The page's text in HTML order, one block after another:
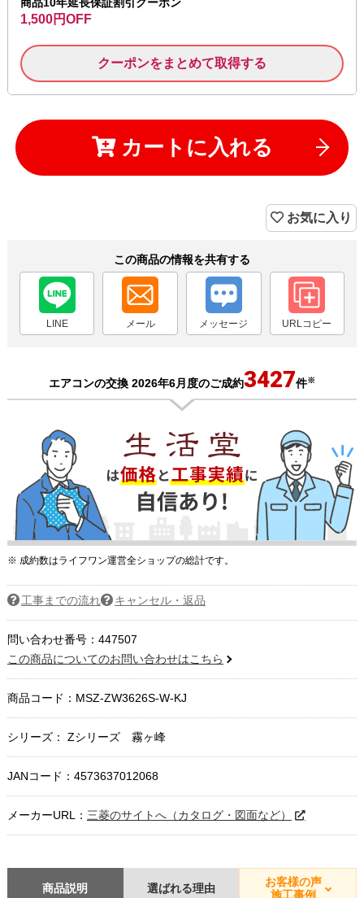
1,500円OFF
クーポンをまとめて取得する
カートに入れる
お気に入り
この商品の情報を共有する
LINE メール メッセージ URLコピー
エアコンの交換 2026年6月度のご成約3427件※
※ 成約数はライフワン運営全ショップの総計です。
工事までの流れ キャンセル・返品
問い合わせ番号：447507
この商品についてのお問い合わせはこちら
商品コード： MSZ-ZW3626S-W-KJ
シリーズ： Zシリーズ 霧ヶ峰
JANコード：4573637012068
メーカーURL： 三菱のサイトへ（カタログ・図面など）
商品説明 選ばれる理由
お客様の声
施工事例